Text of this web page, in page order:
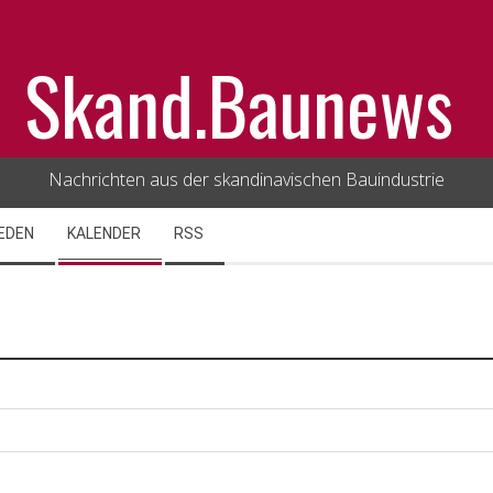
Skand.Baunews
Nachrichten aus der skandinavischen Bauindustrie
KALENDER RSS